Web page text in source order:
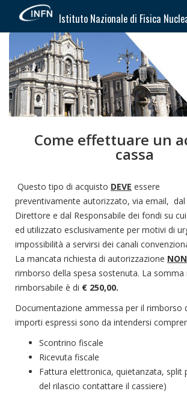
Istituto Nazionale di Fisica
Come effettuare un
cassa
Questo tipo di acquisto DEVE essere
preventivamente autorizzato, via email, dal
Direttore e dal Responsabile dei fondi su
ed utilizzato esclusivamente per motivi di
impossibilità a servirsi dei canali
La mancata richiesta di autorizzazione NON
rimborso della spesa sostenuta. La somma
rimborsabile è di € 250,00.
Documentazione ammessa per il rimborso
importi espressi sono da intendersi
Scontrino fiscale
Ricevuta fiscale
Fattura elettronica, quietanzata, split
del rilascio contattare il cassiere)